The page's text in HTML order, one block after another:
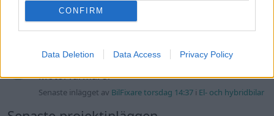
CONFIRM
Data Deletion Data Access Privacy Policy
Passat -13 2.0tdi DSG Växellåda bråkar
Senaste inlägget avThe-GOAT torsdag 20:54iGenerell
Motorvärmare?
Senaste inlägget av BilFixare torsdag 14:37 i El- och hybridbilar